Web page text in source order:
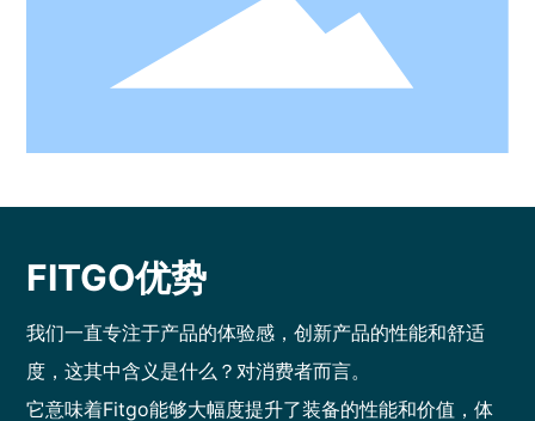
FITGO优势
我们一直专注于产品的体验感，创新产品的性能和舒适
度，这其中含义是什么？对消费者而言。
它意味着Fitgo能够大幅度提升了装备的性能和价值，体